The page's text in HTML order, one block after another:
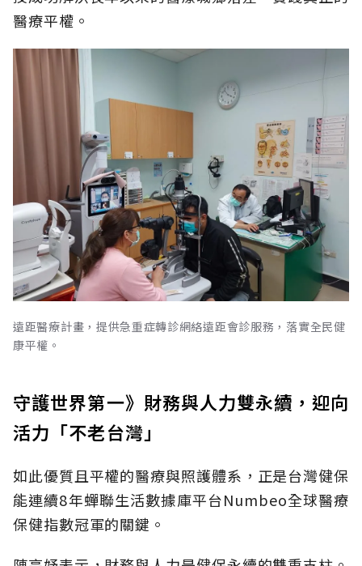
醫療平權。
遠距醫療計畫，提供急重症轉診網絡遠距會診服務，落實全民健
康平權。
守護世界第一》財務與人力雙永續，迎向
活力「不老台灣」
如此優質且平權的醫療與照護體系，正是台灣健保
能連續8年蟬聯生活數據庫平台Numbeo全球醫療
保健指數冠軍的關鍵。